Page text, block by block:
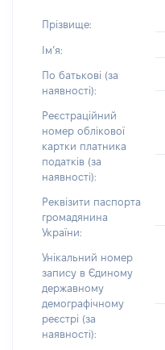
Прізвище:
Імʼя:
По батькові (за
наявності):
Реєстраційний
номер облікової
картки платника
податків (за
наявності):
Реквізити паспорта
громадянина
України:
Унікальний номер
запису в Єдиному
державному
демографічному
реєстрі (за
наявності):